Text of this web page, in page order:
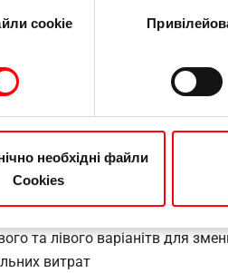
cookie
необхідні файли
Cookies
до мінімуму витрати, необхідні
по вертикалі за допомогою
гвинта
завдяки можливості
та лівого варіанітв для
витрат